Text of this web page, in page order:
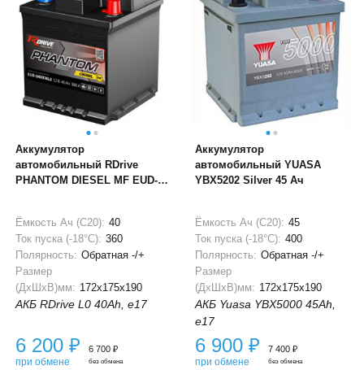
Аккумулятор
автомобильный RDrive
PHANTOM DIESEL MF EUD-
Ёмкость Ач (С20): 40
Ток пуска (-18°С): 360
Полярность: Обратная -/+
Размер
(ДхШхВ)мм: 172x175x190
АКБ RDrive L0 40Ah, e17
6 200 ₽
при обмене
6 700 ₽
без обмена
Аккумулятор
автомобильный YUASA
YBX5202 Silver 45 Ач
Ёмкость Ач (С20): 45
Ток пуска (-18°С): 400
Полярность: Обратная -/+
Размер
(ДхШхВ)мм: 172x175x190
АКБ Yuasa YBX5000 45Ah,
e17
6 900 ₽
при обмене
7 400 ₽
без обмена